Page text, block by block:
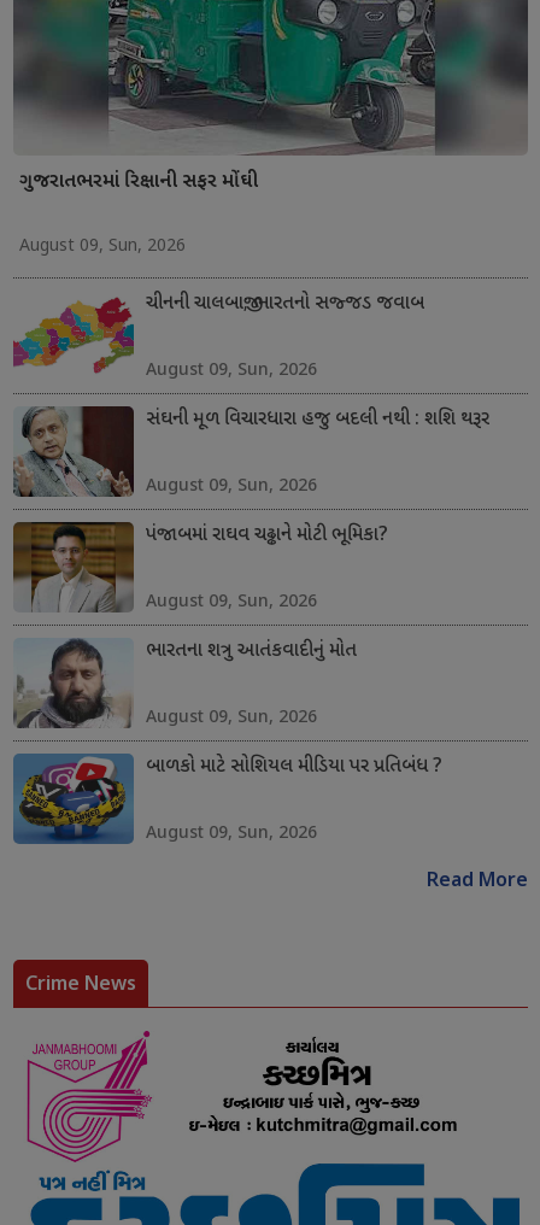
ગુજરાતભરમાં રિક્ષાની સફર મોંઘી
August 09, Sun, 2026
ચીનની ચાલબાજી; ભારતનો સજ્જડ જવાબ
August 09, Sun, 2026
સંઘની મૂળ વિચારધારા હજુ બદલી નથી : શશિ થરૂર
August 09, Sun, 2026
પંજાબમાં રાઘવ ચઢ્ઢાને મોટી ભૂમિકા?
August 09, Sun, 2026
ભારતના શત્રુ આતંકવાદીનું મોત
August 09, Sun, 2026
બાળકો માટે સોશિયલ મીડિયા પર પ્રતિબંધ ?
August 09, Sun, 2026
Read More
Crime News